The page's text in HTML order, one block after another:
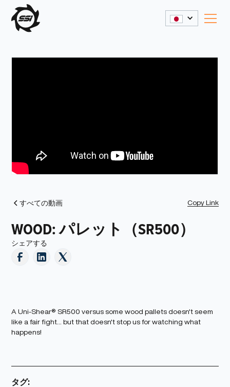
すべての動画 Copy Link
WOOD: パレット（SR500）
シェアする
A Uni-Shear® SR500 versus some wood pallets doesn't seem
like a fair fight... but that doesn't stop us for watching what
happens!
タグ: